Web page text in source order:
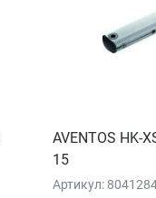
AVENTOS HK-
15
Артикул: